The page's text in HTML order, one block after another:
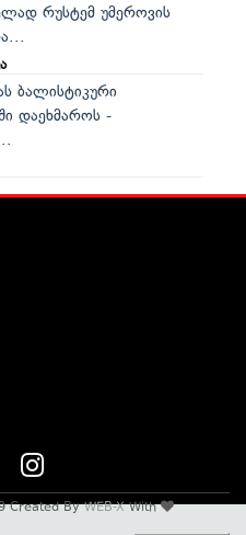
რუსტემ უმეროვის
ბალისტიკური
დაეხმაროს -
Created ByWEB-XWith